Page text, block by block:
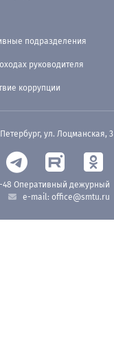
подразделения
руководителя
коррупции
Петербург, ул. Лоцманская, 3
48 Оперативный дежурный
e-mail: office@smtu.ru